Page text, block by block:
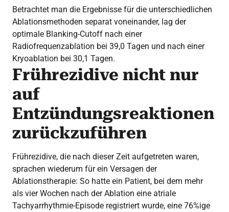
Betrachtet man die Ergebnisse für die unterschiedlichen
Ablationsmethoden separat voneinander, lag der
optimale Blanking-Cutoff nach einer
Radiofrequenzablation bei 39,0 Tagen und nach einer
Kryoablation bei 30,1 Tagen.
Frührezidive nicht nur
auf
Entzündungsreaktionen
zurückzuführen
Frührezidive, die nach dieser Zeit aufgetreten waren,
sprachen wiederum für ein Versagen der
Ablationstherapie: So hatte ein Patient, bei dem mehr
als vier Wochen nach der Ablation eine atriale
Tachyarrhythmie-Episode registriert wurde, eine 76%ige